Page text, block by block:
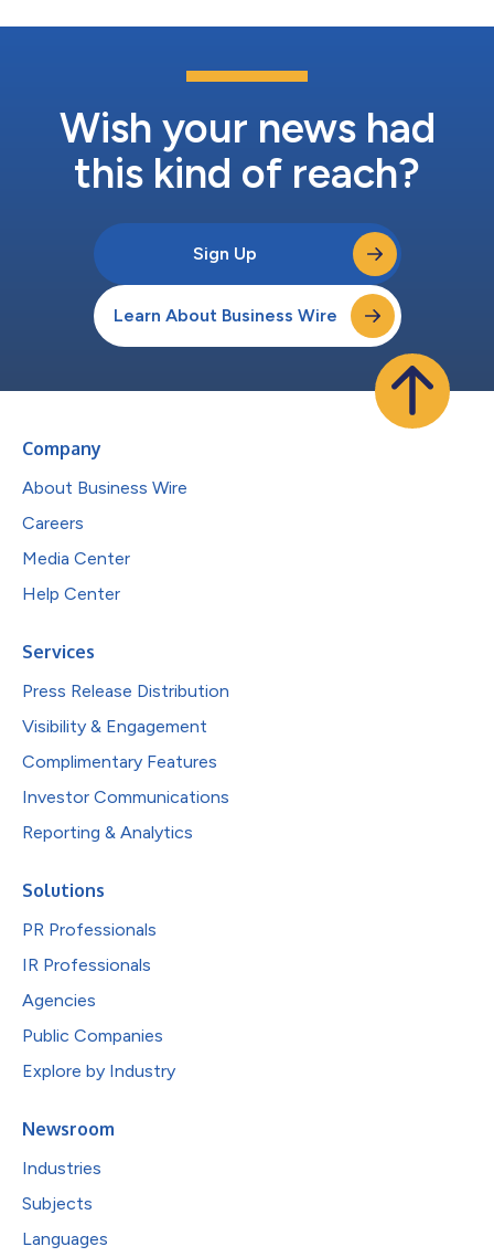
Wish your news had
this kind of reach?
Sign Up
Learn About Business Wire
Company
About Business Wire
Careers
Media Center
Help Center
Services
Press Release Distribution
Visibility & Engagement
Complimentary Features
Investor Communications
Reporting & Analytics
Solutions
PR Professionals
IR Professionals
Agencies
Public Companies
Explore by Industry
Newsroom
Industries
Subjects
Languages